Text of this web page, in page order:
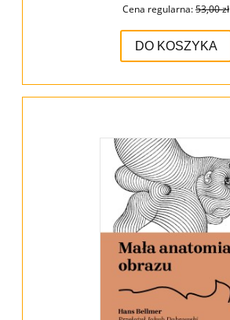
Cena regularna:53,00 zł
DO KOSZYKA